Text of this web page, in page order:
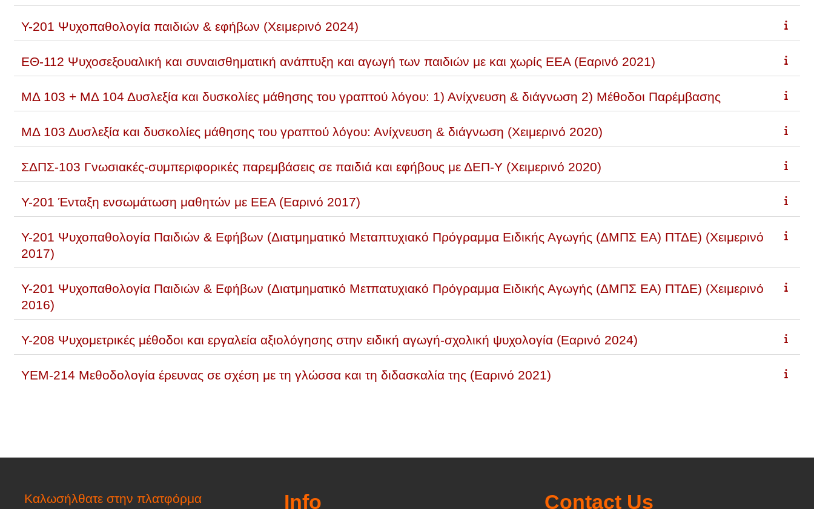
Υ-201 Ψυχοπαθολογία παιδιών & εφήβων (Χειμερινό 2024)
ΕΘ-112 Ψυχοσεξουαλική και συναισθηματική ανάπτυξη και αγωγή των παιδιών με και χωρίς ΕΕΑ (Εαρινό 2021)
ΜΔ 103 + ΜΔ 104 Δυσλεξία και δυσκολίες μάθησης του γραπτού λόγου: 1) Ανίχνευση & διάγνωση 2) Μέθοδοι Παρέμβασης
ΜΔ 103 Δυσλεξία και δυσκολίες μάθησης του γραπτού λόγου: Ανίχνευση & διάγνωση (Χειμερινό 2020)
ΣΔΠΣ-103 Γνωσιακές-συμπεριφορικές παρεμβάσεις σε παιδιά και εφήβους με ΔΕΠ-Υ (Χειμερινό 2020)
Υ-201 Ένταξη ενσωμάτωση μαθητών με ΕΕΑ (Εαρινό 2017)
Υ-201 Ψυχοπαθολογία Παιδιών & Εφήβων (Διατμηματικό Μεταπτυχιακό Πρόγραμμα Ειδικής Αγωγής (ΔΜΠΣ ΕΑ) ΠΤΔΕ) (Χειμερινό
2017)
Υ-201 Ψυχοπαθολογία Παιδιών & Εφήβων (Διατμηματικό Μετπατυχιακό Πρόγραμμα Ειδικής Αγωγής (ΔΜΠΣ ΕΑ) ΠΤΔΕ) (Χειμερινό
2016)
Υ-208 Ψυχομετρικές μέθοδοι και εργαλεία αξιολόγησης στην ειδική αγωγή-σχολική ψυχολογία (Εαρινό 2024)
ΥΕΜ-214 Μεθοδολογία έρευνας σε σχέση με τη γλώσσα και τη διδασκαλία της (Εαρινό 2021)
Καλωσήλθατε στην πλατφόρμα
Info Contact Us